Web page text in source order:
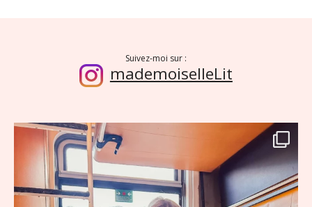
Suivez-moi sur :
mademoiselleLit